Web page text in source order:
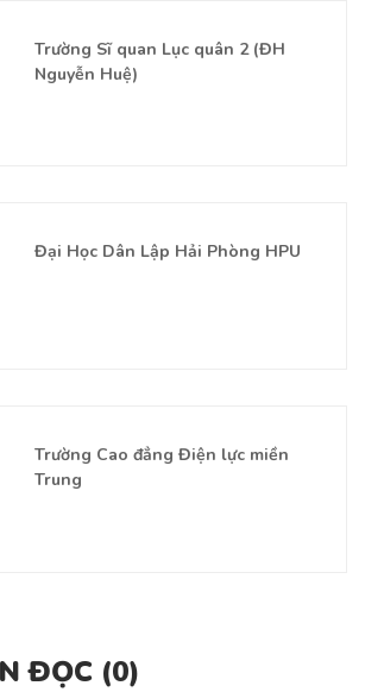
Trường Sĩ quan Lục quân 2 (ĐH
Nguyễn Huệ)
Đại Học Dân Lập Hải Phòng HPU
Trường Cao đẳng Điện lực miền
Trung
ĐỌC (0)